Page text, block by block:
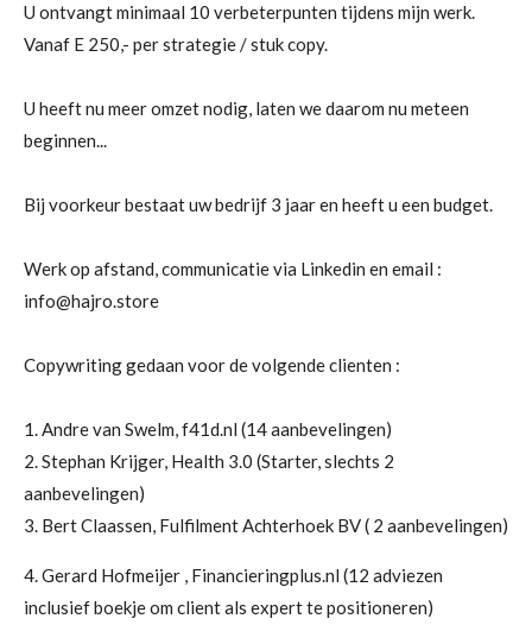
U ontvangt minimaal 10 verbeterpunten tijdens mijn werk.
Vanaf E 250,- per strategie / stuk copy.
U heeft nu meer omzet nodig, laten we daarom nu meteen
beginnen...
Bij voorkeur bestaat uw bedrijf 3 jaar en heeft u een budget.
Werk op afstand, communicatie via Linkedin en email :
info@hajro.store
Copywriting gedaan voor de volgende clienten :
1. Andre van Swelm, f41d.nl (14 aanbevelingen)
2.Stephan Krijger, Health 3.0 (Starter, slechts 2
aanbevelingen)
3. Bert Claassen, Fulfilment Achterhoek BV ( 2 aanbevelingen)
4.Gerard Hofmeijer , Financieringplus.nl (12 adviezen
inclusief boekje om client als expert te positioneren)